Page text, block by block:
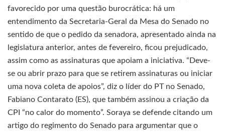
favorecido por uma questão burocrática: há um
entendimento da Secretaria-Geral da Mesa do Senado no
sentido de que o pedido da senadora, apresentado ainda na
legislatura anterior, antes de fevereiro, ficou prejudicado,
assim como as assinaturas que apoiam a iniciativa. “Deve-
se ou abrir prazo para que se retirem assinaturas ou iniciar
uma nova coleta de apoios”, diz o líder do PT no Senado,
Fabiano Contarato (ES), que também assinou a criação da
CPI “no calor do momento”. Soraya se defende citando um
artigo do regimento do Senado para argumentar que o